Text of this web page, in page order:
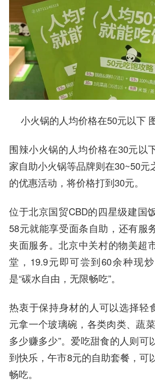
小火锅的人均价格在50元以下
围辣小火锅的人均价格在30元以
家自助小火锅等品牌则在30~50元
的优惠活动，将价格打到30元。
位于北京国贸CBD的四星级建国
58元就能享受面条自助，还有服
夹面服务。北京中关村的物美超
堂，19.9元即可尝到60余种现
是“碳水自由，无限畅吃”。
热衷于保持身材的人可以选择轻
元拿一个玻璃碗，各类肉类、蔬
多少赚多少”。爱吃甜食的人则可
到快乐，午市8元的自助套餐，可
畅吃。